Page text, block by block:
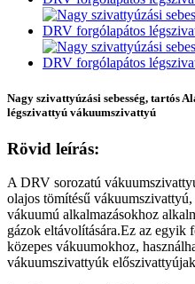
Nagy szivattyúzási sebesség, tartós
légszivattyú vákuumszivattyú
Rövid leírás:
A DRV sorozatú
olajos tömítésű
vákuumú alkalmazásokhoz
gázok eltávolítására.Ez az egyik
közepes vákuumokhoz,
vákuumszivattyúk